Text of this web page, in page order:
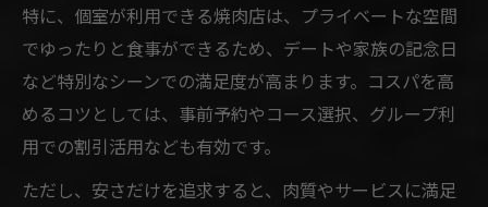
特に、個室が利用できる焼肉店は、プライベートな空間
でゆったりと食事ができるため、デートや家族の記念日
など特別なシーンでの満足度が高まります。コスパを高
めるコツとしては、事前予約やコース選択、グループ利
用での割引活用なども有効です。
ただし、安さだけを追求すると、肉質やサービスに満足